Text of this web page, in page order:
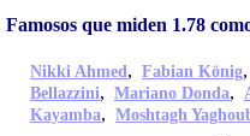
Famosos que miden 1.78
Nikki Ahmed, Fabian König,
Bellazzini, Mariano Donda,
Kayamba, Moshtagh